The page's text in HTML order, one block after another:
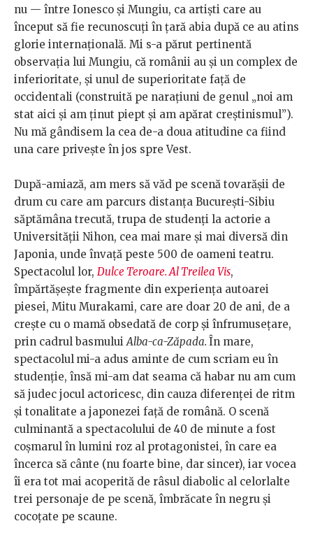
nu — între Ionesco și Mungiu, ca artiști care au
început să fie recunoscuți în țară abia după ce au atins
glorie internațională. Mi s-a părut pertinentă
observația lui Mungiu, că românii au și un complex de
inferioritate, și unul de superioritate față de
occidentali (construită pe narațiuni de genul „noi am
stat aici și am ținut piept și am apărat creștinismul”).
Nu mă gândisem la cea de-a doua atitudine ca fiind
una care privește în jos spre Vest.
După-amiază, am mers să văd pe scenă tovarășii de
drum cu care am parcurs distanța București-Sibiu
săptămâna trecută, trupa de studenți la actorie a
Universității Nihon, cea mai mare și mai diversă din
Japonia, unde învață peste 500 de oameni teatru.
Spectacolul lor, Dulce Teroare. Al Treilea Vis,
împărtășește fragmente din experiența autoarei
piesei, Mitu Murakami, care are doar 20 de ani, de a
crește cu o mamă obsedată de corp și înfrumusețare,
prin cadrul basmuluiAlba-ca-Zăpada. În mare,
spectacolul mi-a adus aminte de cum scriam eu în
studenție, însă mi-am dat seama că habar nu am cum
să judec jocul actoricesc, din cauza diferenței de ritm
și tonalitate a japonezei față de română. O scenă
culminantă a spectacolului de 40 de minute a fost
coșmarul în lumini roz al protagonistei, în care ea
încerca să cânte (nu foarte bine, dar sincer), iar vocea
îi era tot mai acoperită de râsul diabolic al celorlalte
trei personaje de pe scenă, îmbrăcate în negru și
cocoțate pe scaune.